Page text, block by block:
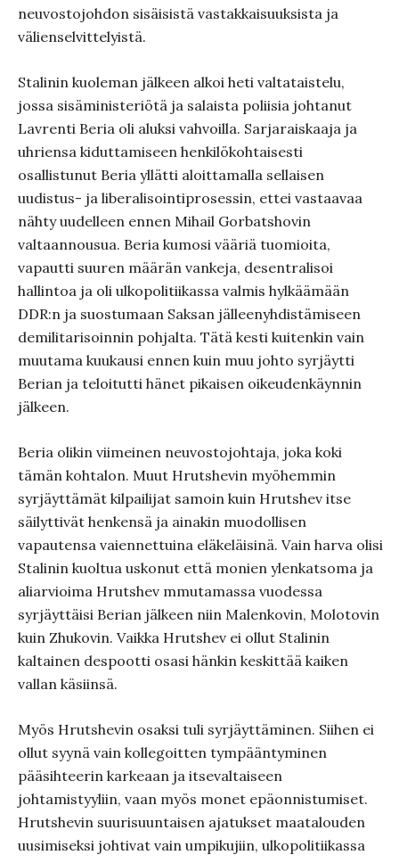
neuvostojohdon sisäisistä vastakkaisuuksista ja
välienselvittelyistä.
Stalinin kuoleman jälkeen alkoi heti valtataistelu,
jossa sisäministeriötä ja salaista poliisia johtanut
Lavrenti Beria oli aluksi vahvoilla. Sarjaraiskaaja ja
uhriensa kiduttamiseen henkilökohtaisesti
osallistunut Beria yllätti aloittamalla sellaisen
uudistus- ja liberalisointiprosessin, ettei vastaavaa
nähty uudelleen ennen Mihail Gorbatshovin
valtaannousua. Beria kumosi vääriä tuomioita,
vapautti suuren määrän vankeja, desentralisoi
hallintoa ja oli ulkopolitiikassa valmis hylkäämään
DDR:n ja suostumaan Saksan jälleenyhdistämiseen
demilitarisoinnin pohjalta. Tätä kesti kuitenkin vain
muutama kuukausi ennen kuin muu johto syrjäytti
Berian ja teloitutti hänet pikaisen oikeudenkäynnin
jälkeen.
Beria olikin viimeinen neuvostojohtaja, joka koki
tämän kohtalon. Muut Hrutshevin myöhemmin
syrjäyttämät kilpailijat samoin kuin Hrutshev itse
säilyttivät henkensä ja ainakin muodollisen
vapautensa vaiennettuina eläkeläisinä. Vain harva olisi
Stalinin kuoltua uskonut että monien ylenkatsoma ja
aliarvioima Hrutshev mmutamassa vuodessa
syrjäyttäisi Berian jälkeen niin Malenkovin, Molotovin
kuin Zhukovin. Vaikka Hrutshev ei ollut Stalinin
kaltainen despootti osasi hänkin keskittää kaiken
vallan käsiinsä.
Myös Hrutshevin osaksi tuli syrjäyttäminen. Siihen ei
ollut syynä vain kollegoitten tympääntyminen
pääsihteerin karkeaan ja itsevaltaiseen
johtamistyyliin, vaan myös monet epäonnistumiset.
Hrutshevin suurisuuntaisen ajatukset maatalouden
uusimiseksi johtivat vain umpikujiin, ulkopolitiikassa